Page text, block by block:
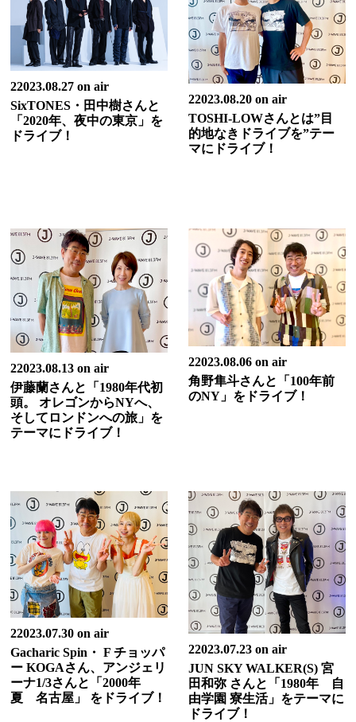
22023.08.27 on air
SixTONES・田中樹さんと
「2020年、夜中の東京」を
ドライブ！
22023.08.20 on air
TOSHI-LOWさんとは”目
的地なきドライブを”テー
マにドライブ！
22023.08.13 on air
伊藤蘭さんと「1980年代初
頭。 オレゴンからNYへ、
そしてロンドンへの旅」を
テーマにドライブ！
22023.08.06 on air
角野隼斗さんと「100年前
のNY」をドライブ！
22023.07.30 on air
Gacharic Spin・ F チョッパ
ー KOGAさん、アンジェリ
ーナ1/3さんと「2000年
夏 名古屋」 をドライブ！
22023.07.23 on air
JUN SKY WALKER(S) 宮
田和弥 さんと「1980年 自
由学園 寮生活」をテーマに
ドライブ！